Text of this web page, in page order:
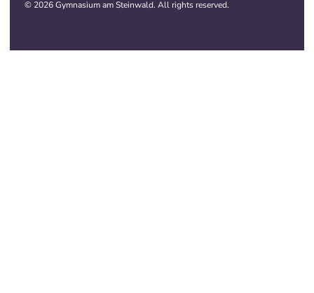
© 2026 Gymnasium am Steinwald. All rights reserved.